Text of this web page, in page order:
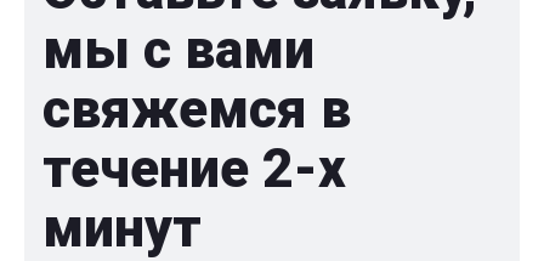
мы с вами
свяжемся в
течение 2-x
минут